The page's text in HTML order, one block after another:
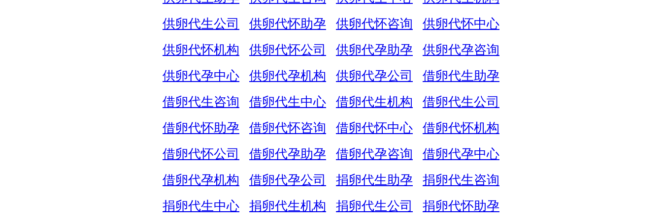
供卵代生公司
供卵代怀助孕 供卵代怀咨询
供卵代怀中心
供卵代怀机构
供卵代怀公司 供卵代孕助孕
供卵代孕咨询
供卵代孕中心
供卵代孕机构 供卵代孕公司
借卵代生助孕
借卵代生咨询
借卵代生中心 借卵代生机构
借卵代生公司
借卵代怀助孕
借卵代怀咨询 借卵代怀中心
借卵代怀机构
借卵代怀公司
借卵代孕助孕 借卵代孕咨询
借卵代孕中心
借卵代孕机构
借卵代孕公司 捐卵代生助孕
捐卵代生咨询
捐卵代生中心
捐卵代生机构 捐卵代生公司
捐卵代怀助孕